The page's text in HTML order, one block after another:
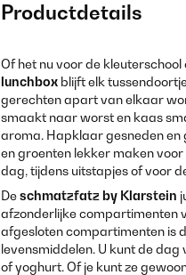
Productdetails
Of het nu voor de kleuterschool
lunchbox blijft elk
gerechten apart van elkaar
smaakt naar worst en kaas
aroma. Hapklaar gesneden en
en groenten lekker maken
dag, tijdens uitstapjes of voor
Deschmatzfatz by Klarstein
afzonderlijke compartimenten
afgesloten compartimenten is
levensmiddelen. U kunt de
of yoghurt. Of je kunt ze